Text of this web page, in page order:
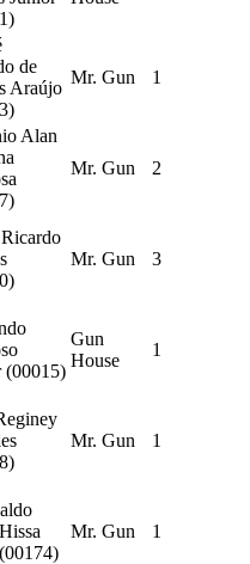
de
Araújo
Mr. Gun 1
Alan
Mr. Gun 2
Mr. Gun 3
(00015)
Gun
House
1
Mr. Gun 1
Mr. Gun 1